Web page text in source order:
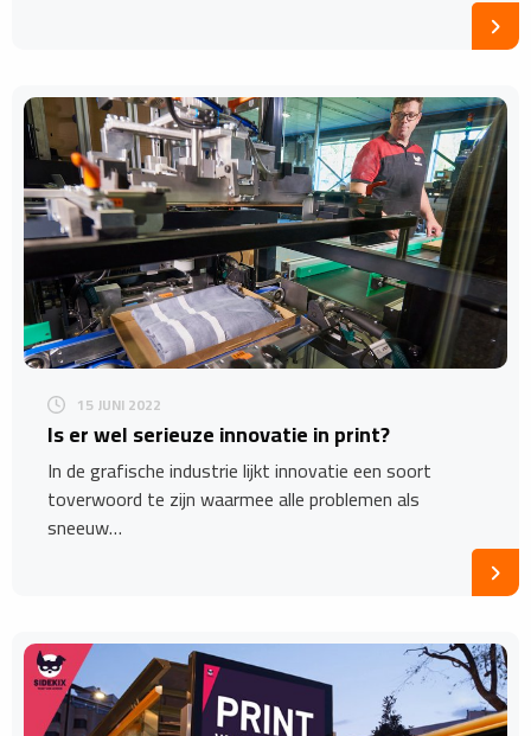
15 JUNI 2022
Is er wel serieuze innovatie in print?
In de grafische industrie lijkt innovatie een soort
toverwoord te zijn waarmee alle problemen als
sneeuw…